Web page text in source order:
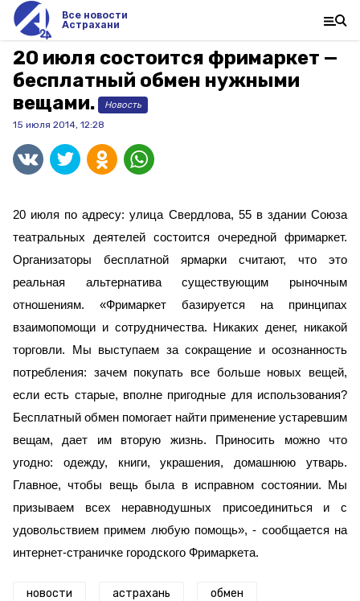
Все новости
Астрахани
20 июля состоится фримаркет —
бесплатный обмен нужными
вещами.
Новость
15 июля 2014, 12:28
20 июля по адресу: улица Свердлова, 55 в здании Союза
театральных деятелей состоится очередной фримаркет.
Организаторы бесплатной ярмарки считают, что это
реальная альтернатива существующим рыночным
отношениям. «Фримаркет базируется на принципах
взаимопомощи и сотрудничества. Никаких денег, никакой
торговли. Мы выступаем за сокращение и осознанность
потребления: зачем покупать все больше новых вещей,
если есть старые, вполне пригодные для использования?
Бесплатный обмен помогает найти применение устаревшим
вещам, дает им вторую жизнь. Приносить можно что
угодно: одежду, книги, украшения, домашнюю утварь.
Главное, чтобы вещь была в исправном состоянии. Мы
призываем всех неравнодушных присоединиться и с
удовольствием примем любую помощь», - сообщается на
интернет-страничке городского Фримаркета.
новости астрахань обмен